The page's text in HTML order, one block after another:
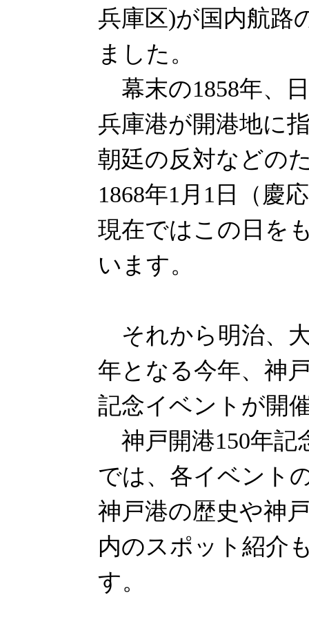
兵庫区)が国内航路
ました。
幕末の1858年、
兵庫港が開港地に
朝廷の反対などの
1868年1月1日（慶
現在ではこの日を
います。
それから明治、
年となる今年、神
記念イベントが開
神戸開港150年記
では、各イベント
神戸港の歴史や神
内のスポット紹介
す。